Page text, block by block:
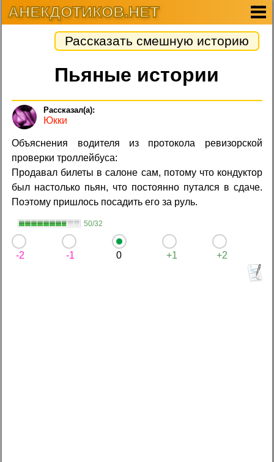
АНЕКДОТИКОВ.НЕТ
Рассказать смешную историю
Пьяные истории
Юкки
Объяснения водителя из протокола ревизорской
проверки троллейбуса:
Продавал билеты в салоне сам, потому что кондуктор
был настолько пьян, что постоянно путался в сдаче.
Поэтому пришлось посадить его за руль.
50/32
-2 -1 0 +1 +2